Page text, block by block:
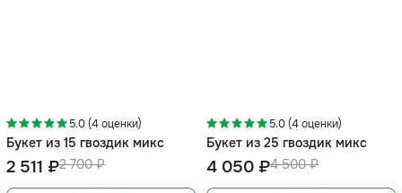
5.0 (4 оценки)
Букет из 15 гвоздик микс
2 700 ₽
2 511 ₽
5.0 (4 оценки)
Букет из 25 гвоздик микс
4 500 ₽
4 050 ₽